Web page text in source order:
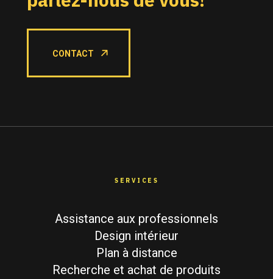
CONTACT
SERVICES
Assistance aux professionnels
Design intérieur
Plan à distance
Recherche et achat de produits